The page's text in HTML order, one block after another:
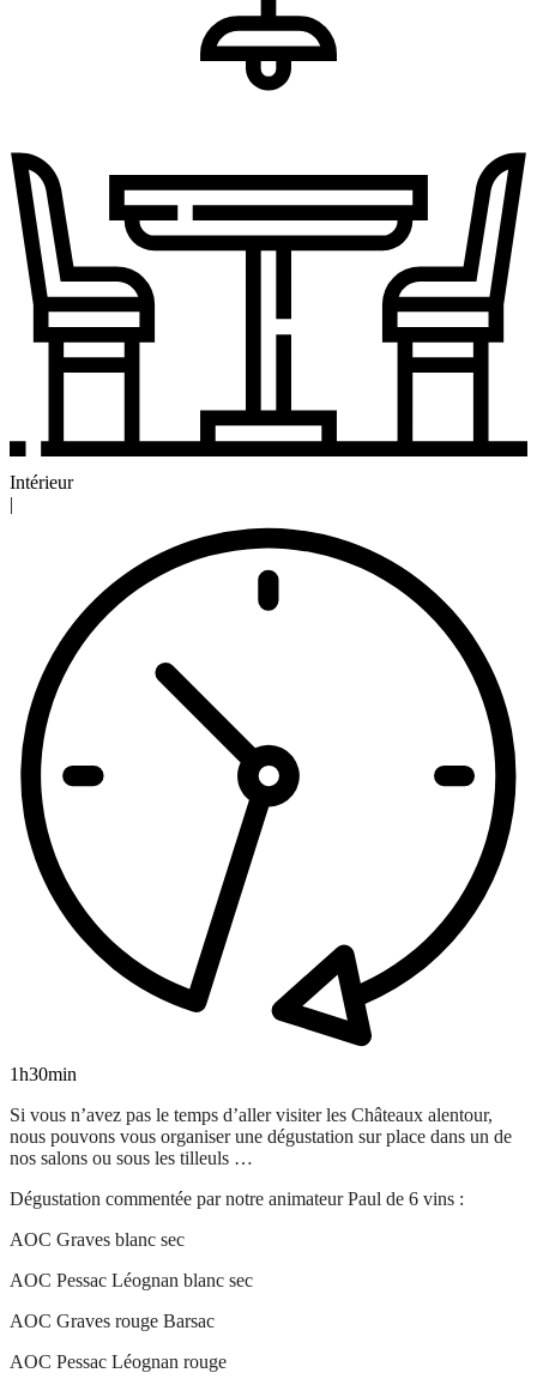
Intérieur
|
1h30min
Si vous n’avez pas le temps d’aller visiter les Châteaux alentour,
nous pouvons vous organiser une dégustation sur place dans un de
nos salons ou sous les tilleuls … ​
​Dégustation commentée par notre animateur Paul de 6 vins : ​
AOC Graves blanc sec​
AOC Pessac Léognan blanc sec ​
AOC Graves rouge Barsac ​
AOC Pessac Léognan rouge ​